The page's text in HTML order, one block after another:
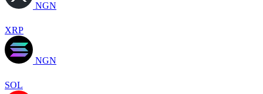
NGN
XRP
NGN
SOL